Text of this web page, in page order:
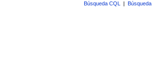
Búsqueda CQL